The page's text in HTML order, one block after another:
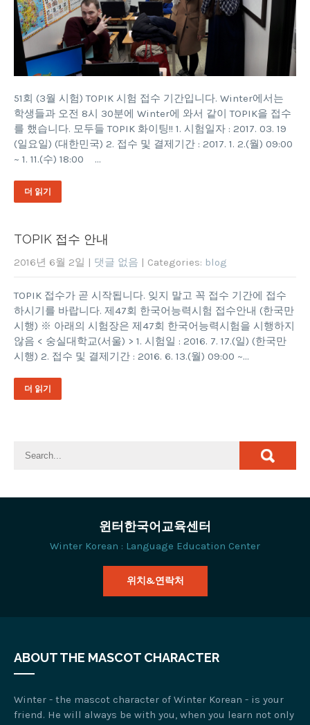
51회 (3월 시험) TOPIK 시험 접수 기간입니다. Winter에서는
학생들과 오전 8시 30분에 Winter에 와서 같이 TOPIK을 접수
를 했습니다. 모두들 TOPIK 화이팅!! 1. 시험일자 : 2017. 03. 19
(일요일) (대한민국) 2. 접수 및 결제기간 : 2017. 1. 2.(월) 09:00
~ 1. 11.(수) 18:00 …
더 읽기
TOPIK 접수 안내
2016년 6월 2일 | 댓글 없음 | Categories: blog
TOPIK 접수가 곧 시작됩니다. 잊지 말고 꼭 접수 기간에 접수
하시기를 바랍니다. 제47회 한국어능력시험 접수안내 (한국만
시행) ※ 아래의 시험장은 제47회 한국어능력시험을 시행하지
않음 < 숭실대학교(서울) > 1. 시험일 : 2016. 7. 17.(일) (한국만
시행) 2. 접수 및 결제기간 : 2016. 6. 13.(월) 09:00 ~…
더 읽기
윈터한국어교육센터
Winter Korean : Language Education Center
위치&연락처
ABOUT THE MASCOT CHARACTER
Winter - the mascot character of Winter Korean - is your
friend. He will always be with you, when you learn not only